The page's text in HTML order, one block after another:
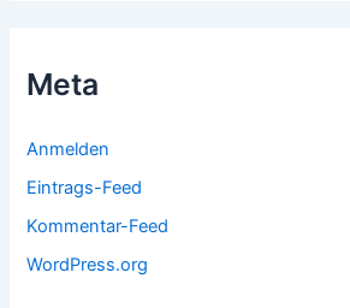
Meta
Anmelden
Eintrags-Feed
Kommentar-Feed
WordPress.org